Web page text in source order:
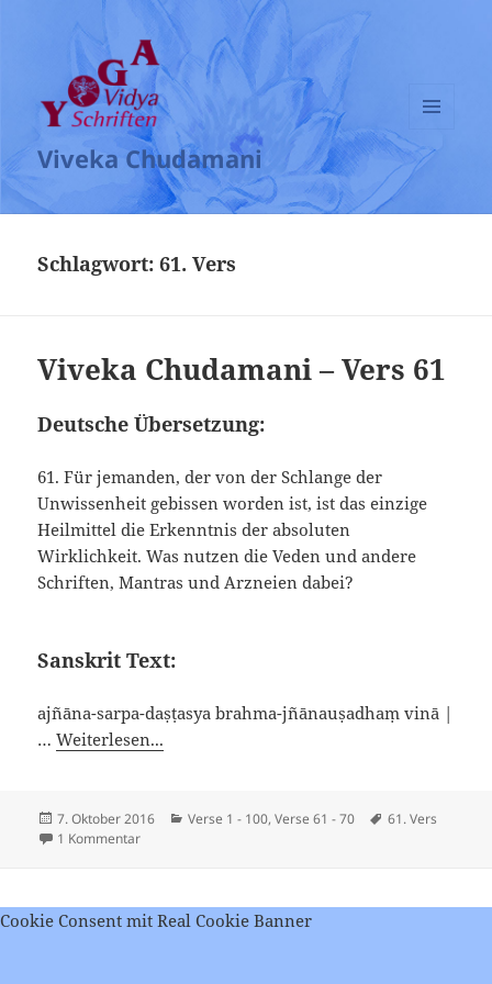
Viveka Chudamani
UND
WIDGETS
Schlagwort:61. Vers
Viveka Chudamani – Vers 61
Deutsche Übersetzung:
61. Für jemanden, der von der Schlange der
Unwissenheit gebissen worden ist, ist das einzige
Heilmittel die Erkenntnis der absoluten
Wirklichkeit. Was nutzen die Veden und andere
Schriften, Mantras und Arzneien dabei?
Sanskrit Text:
ajñāna-sarpa-daṣṭasya brahma-jñānauṣadhaṃ vinā |
…Weiterlesen...
Veröffentlicht
am
7. Oktober 2016 Kategorien
Verse 1 - 100,Verse 61 - 70 Schlagwörter
61. Vers
1 Kommentarzu Viveka Chudamani – Vers 61
Cookie Consent mit Real Cookie Banner